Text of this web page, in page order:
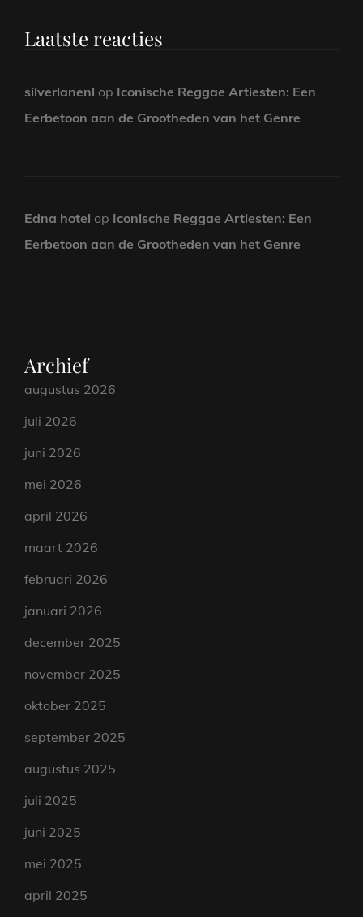
Laatste reacties
silverlanenl op Iconische Reggae Artiesten: Een
Eerbetoon aan de Grootheden van het Genre
Edna hotel op Iconische Reggae Artiesten: Een
Eerbetoon aan de Grootheden van het Genre
Archief
augustus 2026
juli 2026
juni 2026
mei 2026
april 2026
maart 2026
februari 2026
januari 2026
december 2025
november 2025
oktober 2025
september 2025
augustus 2025
juli 2025
juni 2025
mei 2025
april 2025